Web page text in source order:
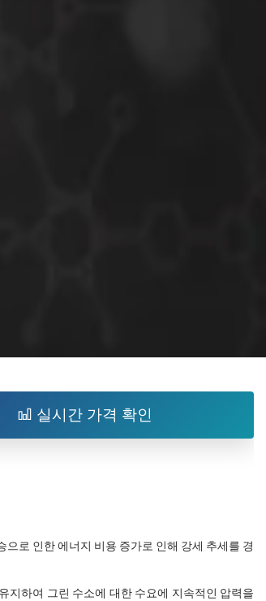
실시간 가격 확인
로 인한 에너지 비용 증가로 인해 강세 추세를 경
지하여 그린 수소에 대한 수요에 지속적인 압력을